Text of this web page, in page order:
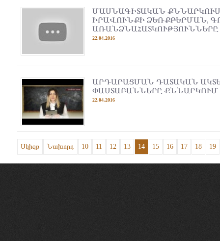
ՄԱՍՆԱԳԻՏԱԿԱՆ
ԻՐԱՎՈՒՆՔԻ ՁԵՌՔԲԵՐՄԱՆ,
ԱՌԱՆՁՆԱՀԱՏԿՈՒԹՅՈՒՆՆԵՐԸ
22.04.2016
ԱՐԴԱՐԱՑՄԱՆ ԴԱՏԱԿԱՆ
ՓԱՍՏԱԲԱՆՆԵՐԸ
22.04.2016
Սկիզբ Նախորդ 10 11 12 13 14 15 16 17 18 19